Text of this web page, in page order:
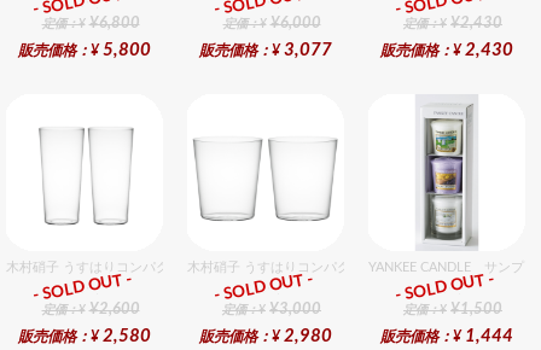
定価：¥ ¥6,800
販売価格：¥ 5,800
定価：¥ ¥6,000
販売価格：¥ 3,077
定価：¥ ¥2,430
販売価格：¥ 2,430
木村硝子 うすはりコンパクト260cc ゾンビグラスギフトセット（2個入り）
ギフト
定価：¥ ¥2,600
販売価格：¥ 2,580
- SOLD OUT -
木村硝子 うすはりコンパクト390cc オールドグラスギフ
ギフト
定価：¥ ¥3,000
販売価格：¥ 2,980
- SOLD OUT -
YANKEE CANDLE サンプ
ギフト
定価：¥ ¥1,500
販売価格：¥ 1,444
- SOLD OUT -